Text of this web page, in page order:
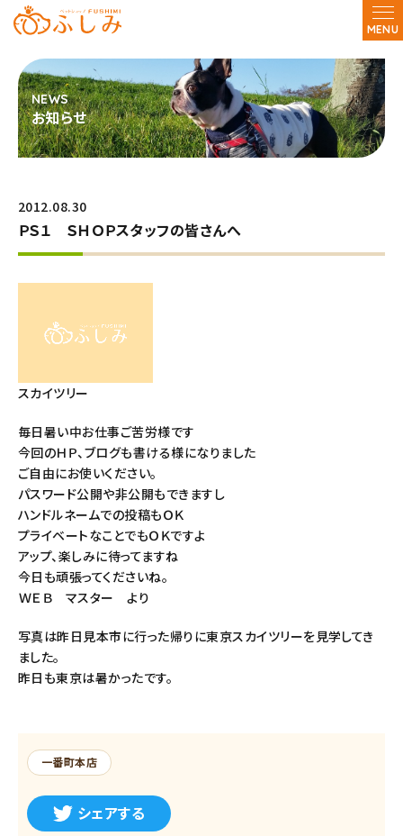
MENU
お知らせ
2012.08.30
ＰＳ１ ＳＨＯＰスタッフの皆さんへ
スカイツリー
毎日暑い中お仕事ご苦労様です
今回のＨＰ、ブログも書ける様になりました
ご自由にお使いください。
パスワード公開や非公開もできますし
ハンドルネームでの投稿もＯＫ
プライベートなことでもＯＫですよ
アップ、楽しみに待ってますね
今日も頑張ってくださいね。
ＷＥＢ マスター より
写真は昨日見本市に行った帰りに東京スカイツリーを見学してき
ました。
昨日も東京は暑かったです。
一番町本店
シェアする